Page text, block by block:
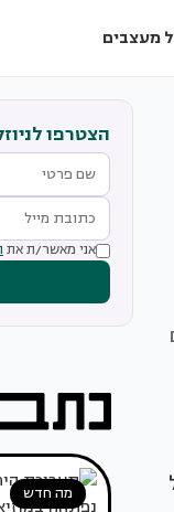
מעצבים
הצטרפו
אני מאשר/ת את
מה חדש